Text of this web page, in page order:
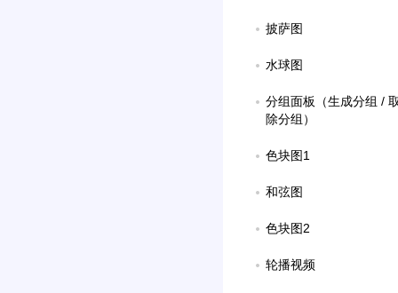
披萨图
水球图
分组面板（生成分组 /
除分组）
色块图1
和弦图
色块图2
轮播视频